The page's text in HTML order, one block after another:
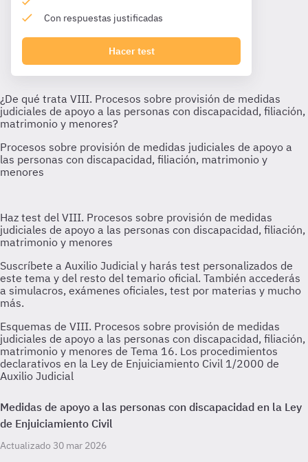
Con respuestas justificadas
Hacer test
Esquemas de VIII. Procesos sobre provisión de medidas
judiciales de apoyo a las personas con discapacidad, filiación,
matrimonio y menores de Tema 16. Los procedimientos
declarativos en la Ley de Enjuiciamiento Civil 1/2000 de
Auxilio Judicial
Medidas de apoyo a las personas con discapacidad en la Ley
de Enjuiciamiento Civil
Actualizado 30 mar 2026